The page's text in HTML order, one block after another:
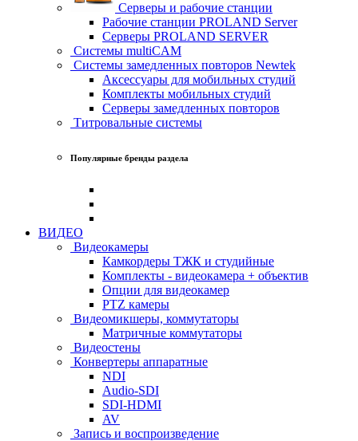
Серверы и рабочие станции
Рабочие станции PROLAND Server
Серверы PROLAND SERVER
Системы multiCAM
Системы замедленных повторов Newtek
Аксессуары для мобильных студий
Комплекты мобильных студий
Серверы замедленных повторов
Титровальные системы
Популярные бренды раздела
ВИДЕО
Видеокамеры
Камкордеры ТЖК и студийные
Комплекты - видеокамера + объектив
Опции для видеокамер
PTZ камеры
Видеомикшеры, коммутаторы
Матричные коммутаторы
Видеостены
Конвертеры аппаратные
NDI
Audio-SDI
SDI-HDMI
AV
Запись и воспроизведение